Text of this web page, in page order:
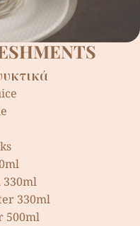
330ml
500ml